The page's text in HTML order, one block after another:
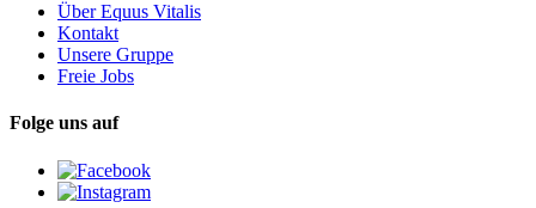
Über Equus Vitalis
Kontakt
Unsere Gruppe
Freie Jobs
Folge uns auf